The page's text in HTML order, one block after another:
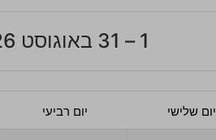
1 – 31 באוגוסט 2026
יום שלישי יום רביעי